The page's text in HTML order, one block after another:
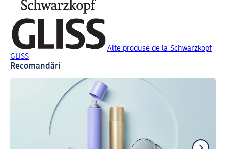
Alte produse de la Schwarzkopf
GLISS
Recomandări